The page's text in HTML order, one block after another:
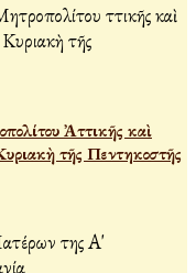
Ἀττικῆς καὶ
τῆς Πεντηκοστῆς